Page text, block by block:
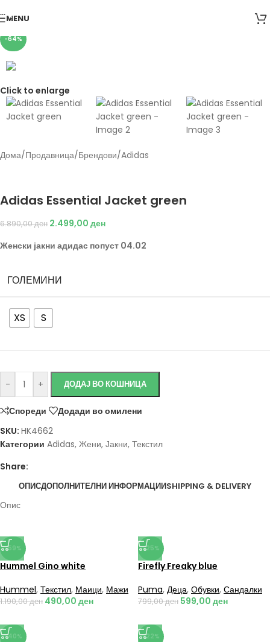
Skip to navigation
Skip to main content
MENU
-64%
Click to enlarge
Дома/Продавница/Брендови/Adidas
Adidas Essential Jacket green
6.890,00ден 2.499,00 ден
Женски јакни адидас попуст 04.02
ГОЛЕМИНИ
XS S
- + ДОДАЈ ВО КОШНИЦА
Спореди
Додади во омилени
SKU: HK4662
Категории Adidas, Жени, Јакни, Текстил
Share:
ОПИСДОПОЛНИТЕЛНИ ИНФОРМАЦИИSHIPPING & DELIVERY
Опис
-59%
Hummel Gino white
Hummel, Текстил, Маици, Мажи
1.190,00ден 490,00 ден
-25%
Firefly Freaky blue
Puma, Деца, Обувки, Сандалки
799,00ден 599,00 ден
-40% -22%